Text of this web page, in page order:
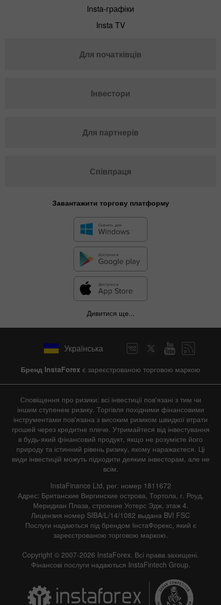
Insta-графіки
Insta TV
Для початківців
Інвестори
Для партнерів
Співпраця
Завантажити торгову платформу
Дивитися ще...
Українська
Бренд InstaForex є зареєстрованою торговою маркою
Сповіщення про ризики: всі інвестиції пов'язані з тим чи
іншим ступенем ризику. Торгівля похідними фінансовими
інструментами пов'язана з високим ризиком швидкої втрати
грошей через кредитне плече. Утримайтеся від інвестування
в будь-який фінансовий продукт, якщо не розумієте його
природу та істинний рівень ризику, якому наражаєтеся. Ці
види інвестицій можуть підходити деяким інвесторам, але не
всім.
InstaFinance Ltd, рег. номер 1811672
Адрес: Британские Виргинские острова, Тортола, г. Роуд,
Меридиан Плаза, строение Уотерс Эдж, этаж 4.
Лицензия номер SIBA/L/14/1082 выдана BVI FSC
Послуги надаються під брендом ІнстаФорекс, який є
зареєстрованою торговою маркою.
Copyright © 2007-2026 InstaForex. Всі права захищені.
Фінансові послуги надаються InstaFintech Group.